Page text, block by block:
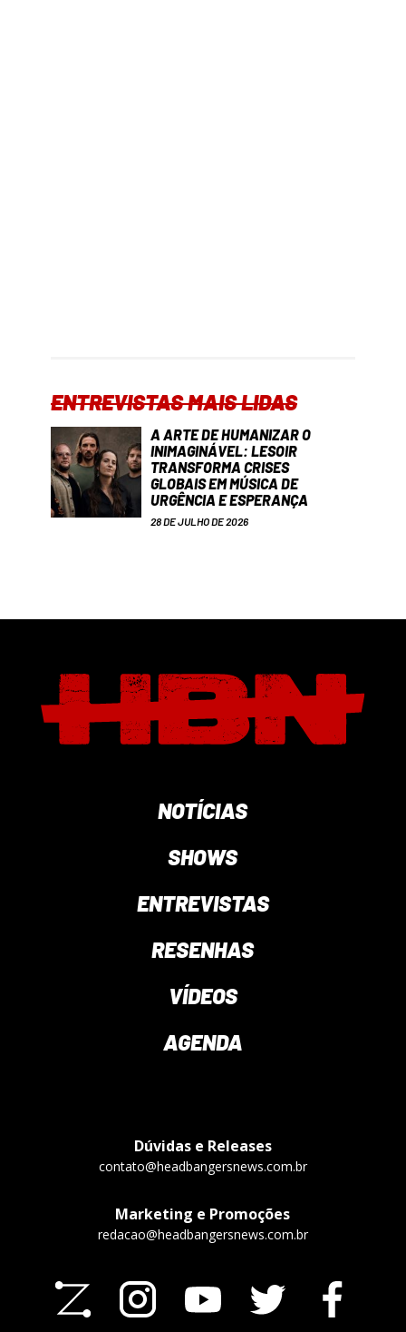
ENTREVISTAS MAIS LIDAS
A ARTE DE HUMANIZAR O
INIMAGINÁVEL: LESOIR
TRANSFORMA CRISES
GLOBAIS EM MÚSICA DE
URGÊNCIA E ESPERANÇA
28 DE JULHO DE 2026
NOTÍCIAS
SHOWS
ENTREVISTAS
RESENHAS
VÍDEOS
AGENDA
Dúvidas e Releases
contato@headbangersnews.com.br
Marketing e Promoções
redacao@headbangersnews.com.br